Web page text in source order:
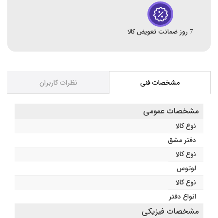
7 روز ضمانت تعویض کالا
مشخصات فنی نظرات کاربران
مشخصات عمومی
نوع کالا
دفتر مشق
نوع کالا
لوتوس
نوع کالا
انواع دفتر
مشخصات فیزیکی